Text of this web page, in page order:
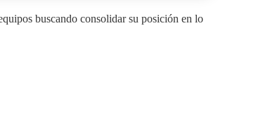
buscando consolidar su posición en lo